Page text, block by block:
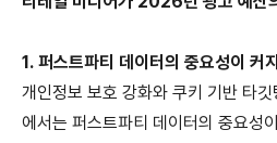
1. 퍼스트파티 데이터의 중요성이 커
개인정보 보호 강화와 쿠키 기반 타
에서는 퍼스트파티 데이터의 중요성